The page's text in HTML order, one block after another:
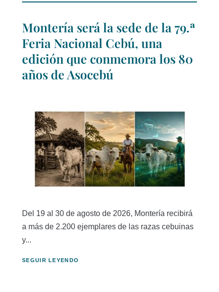
Montería será la sede de la 79.ª
Feria Nacional Cebú, una
edición que conmemora los 80
años de Asocebú
Del 19 al 30 de agosto de 2026, Montería recibirá
a más de 2.200 ejemplares de las razas cebuinas
y...
SEGUIR LEYENDO